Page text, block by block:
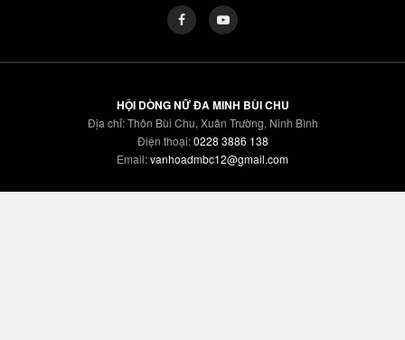
HỘI DÒNG NỮ ĐA MINH BÙI CHU
Địa chỉ: Thôn Bùi Chu, Xuân Trường, Ninh Bình
Điện thoại:0228 3886 138
Email:vanhoadmbc12@gmail.com